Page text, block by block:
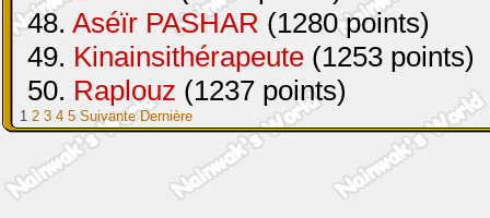
48. Aséïr PASHAR (1280 points)
49. Kinainsithérapeute (1253 points)
50. Raplouz (1237 points)
1 2 3 4 5 Suivante Dernière